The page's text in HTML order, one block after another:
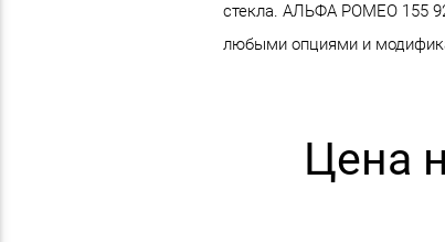
стекла. АЛЬФА РОМЕО 155
любыми опциями и
Цена